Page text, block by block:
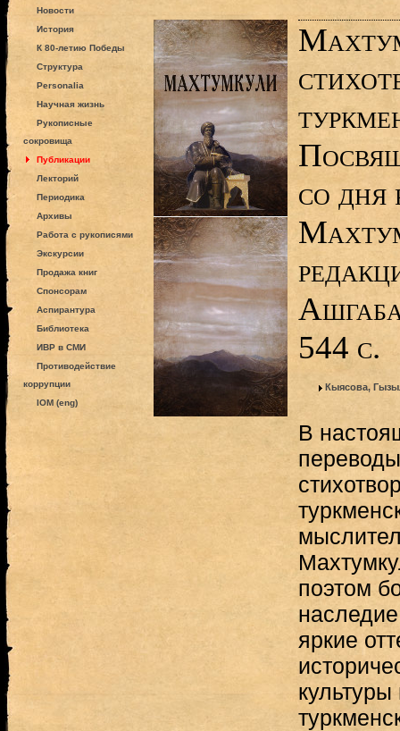
Новости
История
К 80-летию Победы
Структура
Personalia
Научная жизнь
Рукописные
сокровища
Публикации
Лекторий
Периодика
Архивы
Работа с рукописями
Экскурсии
Продажа книг
Спонсорам
Аспирантура
Библиотека
ИВР в СМИ
Противодействие
коррупции
IOM (eng)
со дня
544 с.
Кыясова,
В
поэтом
яркие